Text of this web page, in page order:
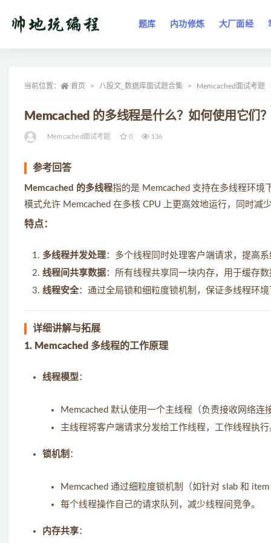
题库 内功修炼 大厂面经
当前位置： 首页 八股文_数据库面试题合集 Memcached面试考题
Memcached 的多线程是什么？如何使用它们
Memcached面试考题 0 136
参考回答
Memcached 的多线程指的是 Memcached 支持在多线程环
模式允许 Memcached 在多核 CPU 上更高效地运行，同时减
特点：
多线程并发处理：多个线程同时处理客户端请求，提高
线程间共享数据：所有线程共享同一块内存，用于缓存
线程安全：通过全局锁和细粒度锁机制，保证多线程环
详细讲解与拓展
1. Memcached 多线程的工作原理
线程模型：
Memcached 默认使用一个主线程（负责接收网络
主线程将客户端请求分发给工作线程，工作线程执
锁机制 ：
Memcached 通过细粒度锁机制（如针对 slab 和
每个线程操作自己的请求队列，减少线程间竞争。
内存共享：